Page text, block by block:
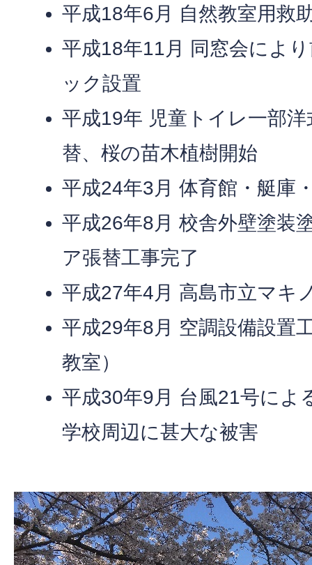
平成18年6月 自然教室用救
平成18年11月 同窓会によ
ック設置
平成19年 児童トイレ一部
替、桜の苗木植樹開始
平成24年3月 体育館・艇庫
平成26年8月 校舎外壁塗装
ア張替工事完了
平成27年4月 高島市立マキ
平成29年8月 空調設備設置
教室）
平成30年9月 台風21号によ
学校周辺に甚大な被害